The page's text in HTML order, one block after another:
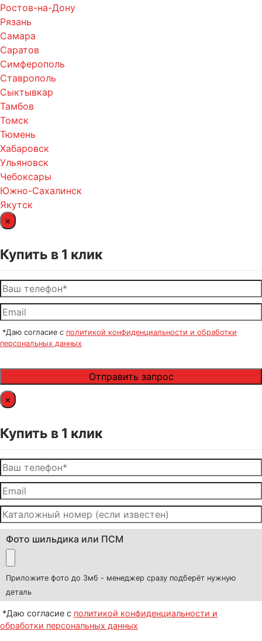
Ростов-на-Дону
Рязань
Самара
Саратов
Симферополь
Ставрополь
Сыктывкар
Тамбов
Томск
Тюмень
Хабаровск
Ульяновск
Чебоксары
Южно-Сахалинск
Якутск
×
Купить в 1 клик
*Даю согласие с политикой конфиденциальности и обработки
персональных данных
×
Купить в 1 клик
Фото шильдика или ПСМ
Приложите фото до 3мб - менеджер сразу подберёт нужную
деталь
*Даю согласие с политикой конфиденциальности и
обработки персональных данных